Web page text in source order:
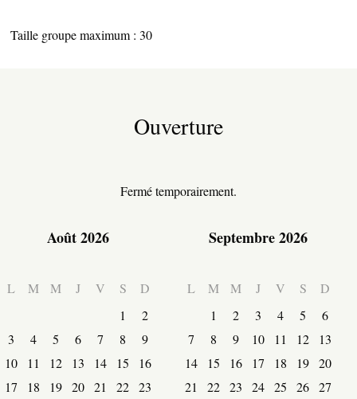
Taille groupe maximum : 30
Ouverture
Fermé temporairement.
Août 2026
L M M J V S
D
1
2
3
4 5 6 7 8
9
10
11 12 13 14 15
16
17
18 19 20 21 22 23
Septembre 2026
L M M J V S
D
1
2 3 4 5
6
7
8 9 10 11 12
13
14
15 16 17 18 19 20
21
22 23 24 25 26 27